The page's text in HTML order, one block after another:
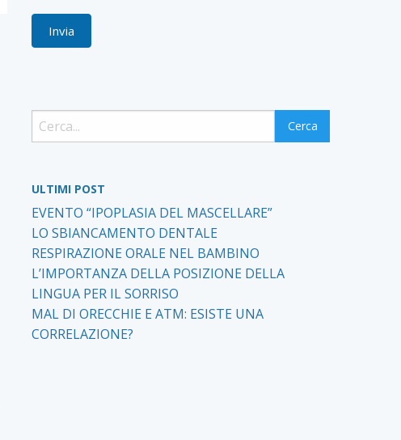
Invia
ULTIMI POST
EVENTO “IPOPLASIA DEL MASCELLARE”
LO SBIANCAMENTO DENTALE
RESPIRAZIONE ORALE NEL BAMBINO
L’IMPORTANZA DELLA POSIZIONE DELLA
LINGUA PER IL SORRISO
MAL DI ORECCHIE E ATM: ESISTE UNA
CORRELAZIONE?